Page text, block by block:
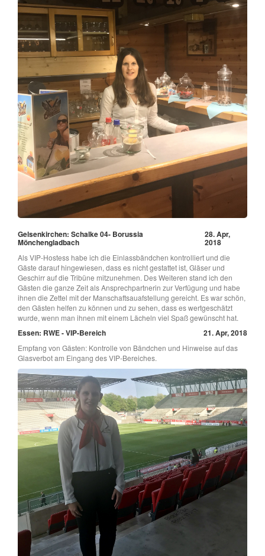
Gelsenkirchen: Schalke 04- Borussia
Mönchengladbach
28. Apr,
2018
Als VIP-Hostess habe ich die Einlassbändchen kontrolliert und die
Gäste darauf hingewiesen, dass es nicht gestattet ist, Gläser und
Geschirr auf die Tribüne mitzunehmen. Des Weiteren stand ich den
Gästen die ganze Zeit als Ansprechpartnerin zur Verfügung und habe
ihnen die Zettel mit der Manschaftsauafstellung gereicht. Es war schön,
den Gästen helfen zu können und zu sehen, dass es wertgeschätzt
wurde, wenn man ihnen mit einem Lächeln viel Spaß gewünscht hat.
Essen: RWE - VIP-Bereich 21. Apr, 2018
Empfang von Gästen: Kontrolle von Bändchen und Hinweise auf das
Glasverbot am Eingang des VIP-Bereiches.